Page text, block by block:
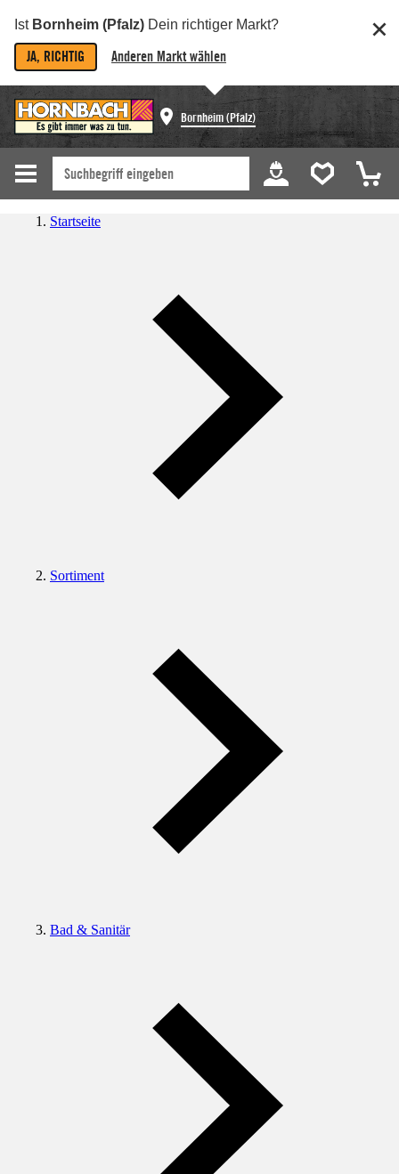
Ist Bornheim (Pfalz) Dein richtiger Markt?
JA, RICHTIG Anderen Markt wählen
Bornheim (Pfalz)
Startseite
Sortiment
Bad & Sanitär